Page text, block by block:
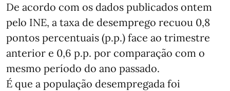
De acordo com os dados publicados ontem
pelo INE, a taxa de desemprego recuou 0,8
pontos percentuais (p.p.) face ao trimestre
anterior e 0,6 p.p. por comparação com o
mesmo período do ano passado.
É que a população desempregada foi